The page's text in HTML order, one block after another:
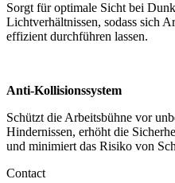
Sorgt für optimale Sicht bei
Lichtverhältnissen, sodass sich
effizient durchführen lassen.
Anti-Kollisionssystem
Schützt die Arbeitsbühne vor
Hindernissen, erhöht die
und minimiert das Risiko von
Contact